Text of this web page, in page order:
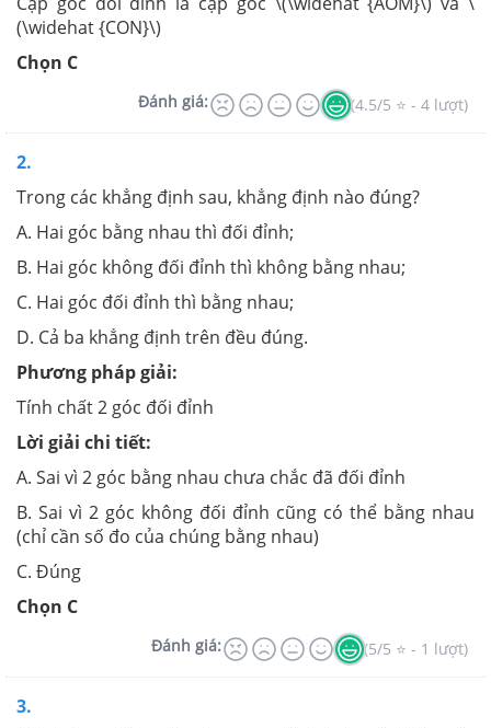
(\widehat {CON}\)
Chọn C
Đánh giá: (4.5/5 ⭐ - 4 lượt)
2.
Trong các khẳng định sau, khẳng định nào đúng?
A. Hai góc bằng nhau thì đối đỉnh;
B. Hai góc không đối đỉnh thì không bằng nhau;
C. Hai góc đối đỉnh thì bằng nhau;
D. Cả ba khẳng định trên đều đúng.
Phương pháp giải:
Tính chất 2 góc đối đỉnh
Lời giải chi tiết:
A. Sai vì 2 góc bằng nhau chưa chắc đã đối đỉnh
B. Sai vì 2 góc không đối đỉnh cũng có thể bằng nhau
(chỉ cần số đo của chúng bằng nhau)
C. Đúng
Chọn C
Đánh giá: (5/5 ⭐ - 1 lượt)
3.